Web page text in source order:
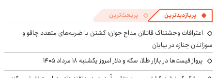
پربازدیدترین پربحث‌ترین
اعترافات وحشتناک قاتلان مداح جوان؛ کشتن با ضربه‌های متعدد چاقو و
سوزاندن جنازه در بیابان
پرواز قیمت‌ها در بازار طلا، سکه و دلار امروز یکشنبه ۱۸ مرداد ۱۴۰۵